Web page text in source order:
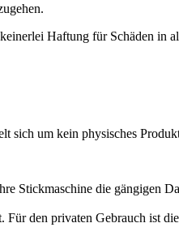
Haftung für Schäden in
sich um kein physisches
Stickmaschine die gängigen
den privaten Gebrauch ist